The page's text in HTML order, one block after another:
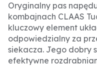
Oryginalny pas
kombajnach CLAAS
kluczowy element
odpowiedzialny za
siekacza. Jego dobry
efektywne